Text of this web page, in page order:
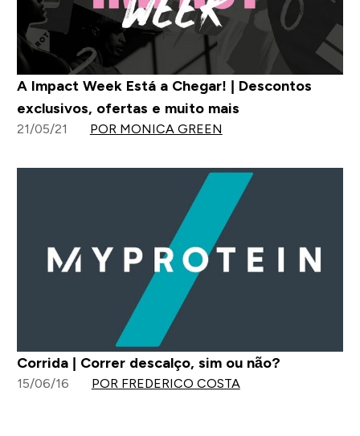
A Impact Week Está a Chegar! | Descontos
exclusivos, ofertas e muito mais
21/05/21 POR MONICA GREEN
Corrida | Correr descalço, sim ou não?
15/06/16 POR FREDERICO COSTA